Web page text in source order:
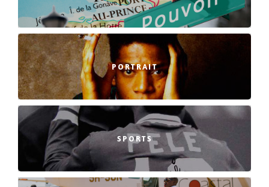
PORTRAIT
SPORTS